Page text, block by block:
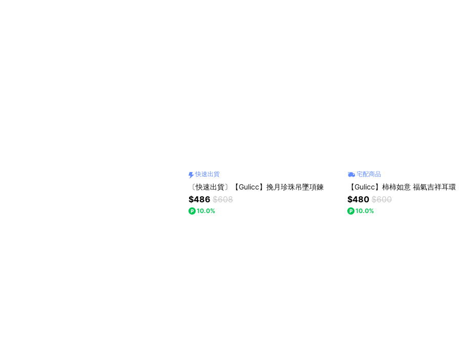
快速出貨
〔快速出貨〕【Gulicc】挽月珍珠吊墜項鍊
$486 $608
10.0%
宅配商品
【Gulicc】柿柿如意 福氣吉祥耳環
$480 $600
10.0%